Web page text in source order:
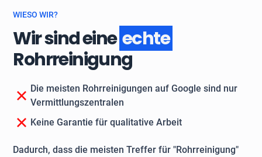
WIESO WIR?
Wir sind eineechte
Rohrreinigung
Die meisten Rohrreinigungen auf Google sind nur
Vermittlungszentralen
Keine Garantie für qualitative Arbeit
Dadurch, dass die meisten Treffer für "Rohrreinigung"